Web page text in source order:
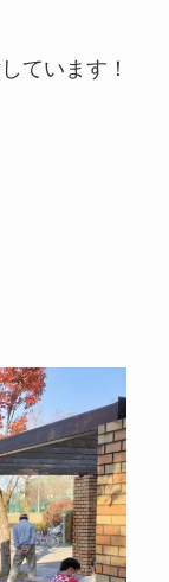
ています！